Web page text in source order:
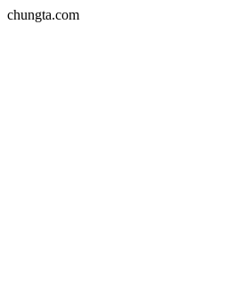
chungta.com